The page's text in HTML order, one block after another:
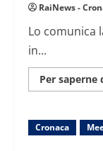
RaiNews -
Lo comunica
in...
Per saperne
Cronaca